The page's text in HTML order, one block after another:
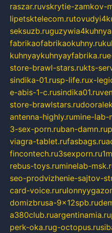
raszar.ruvskrytie-zamkov-
lipetsktelecom.ru
seksuzb.ru
fabrikaofabrikaokuhny.ru
kuhnyaykuhnyayfabrika.ru
store-brawl-stars.rukts-
sindika-01.rusp-life.rux-
e-abis-1-c.rusindika01.ru
store-brawlstars.ru
antenna-highly.rumine-lab-
3-sex-porn.ruban-damn.ru
viagra-tablet.rufasbags.ru
fincontech.ru3sexporn.ru
rebus-toys.ruminelab-
seo-prodvizhenie-sajtov-
card-voice.ru
domizbrusa-9x12spb.ru
a380club.ruargentinamia.ru
perk-oka.rug-octopus.ru